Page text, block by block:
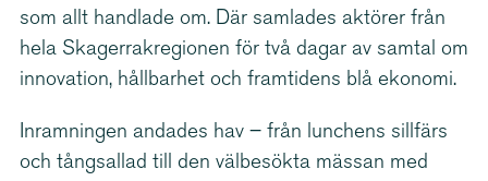
som allt handlade om. Där samlades aktörer från
hela Skager­rakre­gionen för två dagar av samtal om
innovation, hållbarhet och framtidens blå ekonomi.
Inramningen andades hav – från lunchens sillfärs
och tångsallad till den välbesökta mässan med